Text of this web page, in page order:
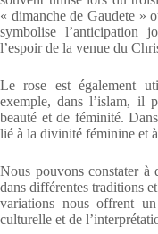
« dimanche de Gaudete »
symbolise l’anticipation
l’espoir de la venue du
Le rose est également
exemple, dans l’islam, il
beauté et de féminité.
lié à la divinité féminine et
Nous pouvons constater à
dans différentes traditions
variations nous offrent
culturelle et de